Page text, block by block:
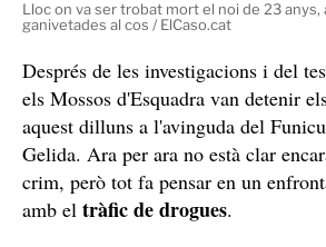
Lloc on va ser trobat mort el noi de 23 anys,
ganivetades al cos / ElCaso.cat
Després de les investigacions i del
els Mossos d'Esquadra van detenir
aquest dilluns a l'avinguda del
Gelida. Ara per ara no està clar
crim, però tot fa pensar en un
amb el tràfic de drogues.